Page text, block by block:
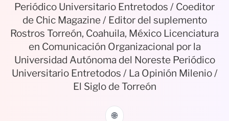
Periódico Universitario Entretodos / Coeditor
de Chic Magazine / Editor del suplemento
Rostros Torreón, Coahuila, México Licenciatura
en Comunicación Organizacional por la
Universidad Autónoma del Noreste Periódico
Universitario Entretodos / La Opinión Milenio /
El Siglo de Torreón
🌐